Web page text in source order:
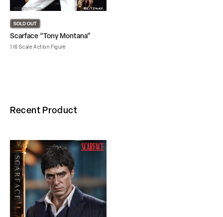
Scarface “Tony Montana”
1/6 Scale Action Figure
Recent Product